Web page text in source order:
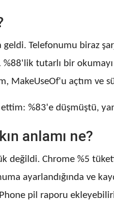
​​geldi. Telefonumu biraz
tutarlı bir
MakeUseOf'u açtım ve
%83'e düşmüştü,
anlamı ne?
değildi. Chrome %5
ayarlandığında ve
pil raporu